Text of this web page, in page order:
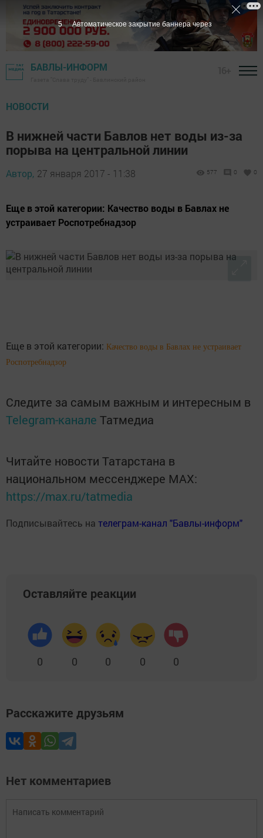
БАВЛЫ-ИНФОРМ
НОВОСТИ
В нижней части Бавлов нет воды из-за
порыва на центральной линии
Автор, 27 января 2017 - 11:38 577 0 0
Еще в этой категории: Качество воды в Бавлах не
устраивает Роспотребнадзор
Еще в этой категории: Качество воды в Бавлах не устраивает
Роспотребнадзор
Следите за самым важным и интересным в
Telegram-канале Татмедиа
Читайте новости Татарстана в
национальном мессенджере MАХ:
https://max.ru/tatmedia
Подписывайтесь на телеграм-канал "Бавлы-информ"
Оставляйте реакции
0 0 0 0 0
Расскажите друзьям
Нет комментариев
5 Автоматическое закрытие баннера через